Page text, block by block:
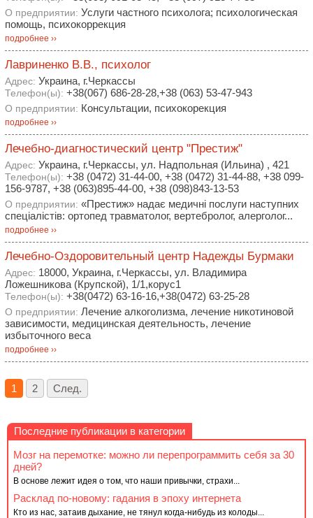
О предприятии: Услуги частного психолога; психологическая
помощь, психокоррекция
подробнее ››
Лавриненко В.В., психолог
Адрес: Украина, г.Черкассы
Телефон(ы): +38(067) 686-28-28,+38 (063) 53-47-943
О предприятии: Консультации, психокорекция
подробнее ››
Лечебно-диагностический центр "Престиж"
Адрес: Украина, г.Черкассы, ул. Надпольная (Ильина) , 421
Телефон(ы): +38 (0472) 31-44-00, +38 (0472) 31-44-88, +38 099-
156-9787, +38 (063)895-44-00, +38 (098)843-13-53
О предприятии: «Престиж» надає медичні послуги наступних
спеціалістів: ортопед травматолог, вертебролог, алерголог...
подробнее ››
Лечебно-Оздоровительный центр Надежды Бурмаки
Адрес: 18000, Украина, г.Черкассы, ул. Владимира
Ложешникова (Крупской), 1/1,корус1
Телефон(ы): +38(0472) 63-16-16,+38(0472) 63-25-28
О предприятии: Лечение алкоголизма, лечение никотиновой
зависимости, медицинская деятельность, лечение
избыточного веса
подробнее ››
1 2 След.
Последние публикации в категории
Мозг на перемотке: можно ли перепрограммить себя за 30
дней?
В основе лежит идея о том, что наши привычки, страхи...
Расклад по-новому: гадания в эпоху интернета
Кто из нас, затаив дыхание, не тянул когда-нибудь из колоды...